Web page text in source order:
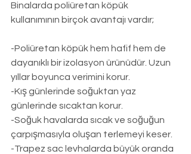
Binalarda poliüretan köpük
kullanımının birçok avantajı vardır;
-Poliüretan köpük hem hafif hem de
dayanıklı bir izolasyon ürünüdür. Uzun
yıllar boyunca verimini korur.
-Kış günlerinde soğuktan yaz
günlerinde sıcaktan korur.
-Soğuk havalarda sıcak ve soğuğun
çarpışmasıyla oluşan terlemeyi keser.
-Trapez sac levhalarda büyük oranda